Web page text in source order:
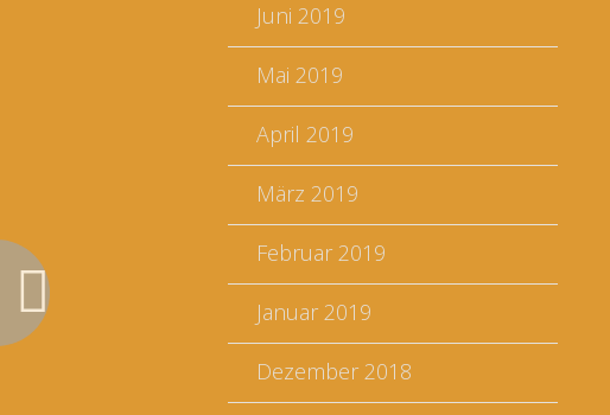
Juni 2019
Mai 2019
April 2019
März 2019
Februar 2019
Januar 2019
Dezember 2018